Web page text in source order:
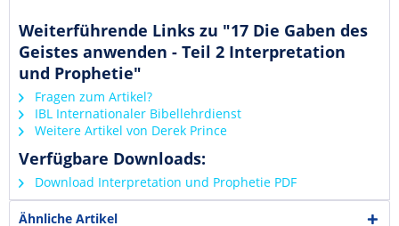
Weiterführende Links zu "17 Die Gaben des
Geistes anwenden - Teil 2 Interpretation
und Prophetie"
Fragen zum Artikel?
IBL Internationaler Bibellehrdienst
Weitere Artikel von Derek Prince
Verfügbare Downloads:
Download Interpretation und Prophetie PDF
Ähnliche Artikel